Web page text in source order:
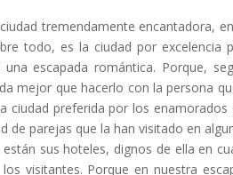
tremendamente encantadora,
todo, es la ciudad por excelencia
escapada romántica. Porque,
mejor que hacerlo con la persona
ciudad preferida por los
parejas que la han visitado en
sus hoteles, dignos de ella en
visitantes. Porque en nuestra